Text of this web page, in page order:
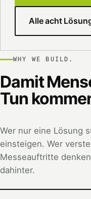
Alle acht
WHY WE BUILD.
Damit
Tun
Wer nur eine Lösung
einsteigen. Wer
Messeauftritte
dahinter.